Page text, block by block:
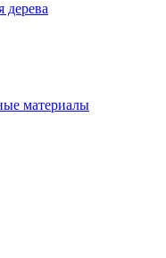
дерева
материалы